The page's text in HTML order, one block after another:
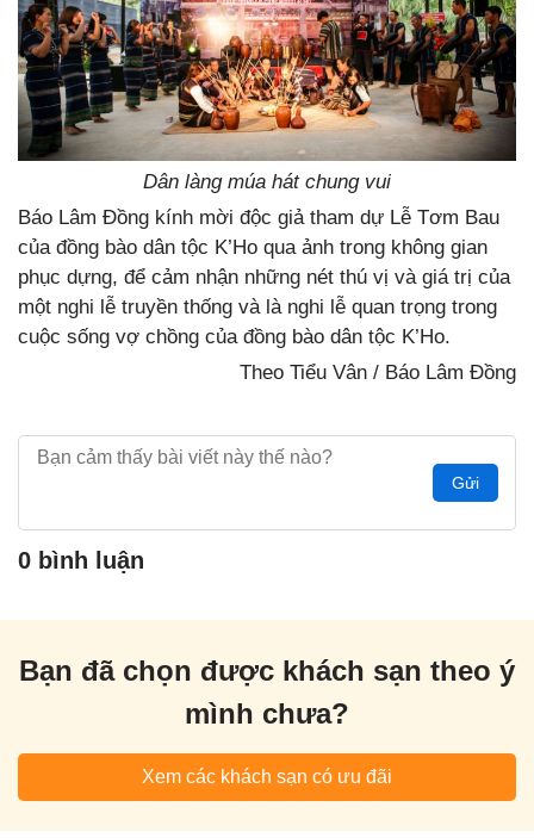
Dân làng múa hát chung vui
Báo Lâm Đồng kính mời độc giả tham dự Lễ Tơm Bau
của đồng bào dân tộc K’Ho qua ảnh trong không gian
phục dựng, để cảm nhận những nét thú vị và giá trị của
một nghi lễ truyền thống và là nghi lễ quan trọng trong
cuộc sống vợ chồng của đồng bào dân tộc K’Ho.
Theo Tiểu Vân / Báo Lâm Đồng
Gửi
0 bình luận
Bạn đã chọn được khách sạn theo ý
mình chưa?
Xem các khách sạn có ưu đãi